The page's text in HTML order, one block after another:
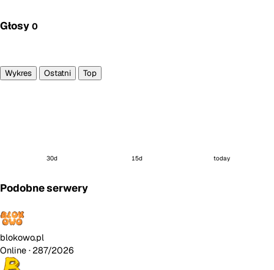
Głosy 0
Wykres
Ostatni Top
30d 15d today
Podobne serwery
blokowo.pl
Online· 287/2026